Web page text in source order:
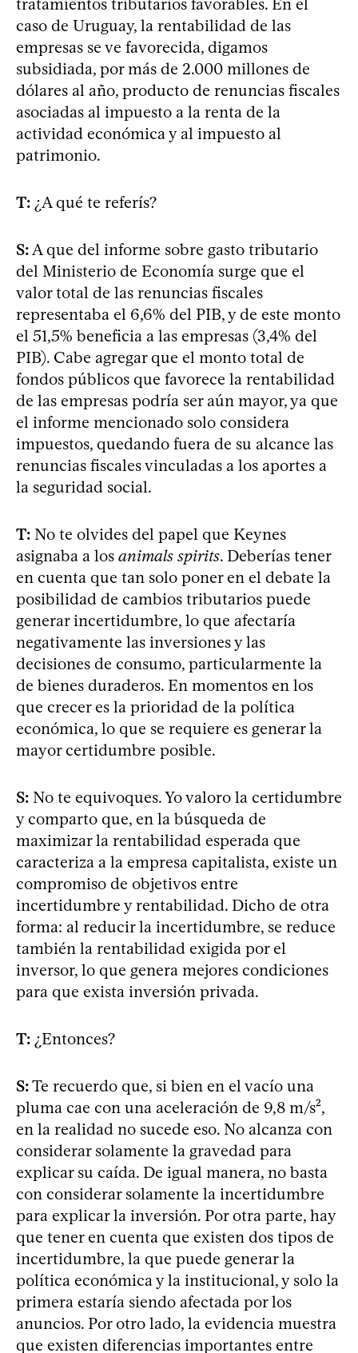
tratamientos tributarios favorables. En el
caso de Uruguay, la rentabilidad de las
empresas se ve favorecida, digamos
subsidiada, por más de 2.000 millones de
dólares al año, producto de renuncias fiscales
asociadas al impuesto a la renta de la
actividad económica y al impuesto al
patrimonio.
T: ¿A qué te referís?
S:A que del informe sobre gasto tributario
del Ministerio de Economía surge que el
valor total de las renuncias fiscales
representaba el 6,6% del PIB, y de este monto
el 51,5% beneficia a las empresas (3,4% del
PIB). Cabe agregar que el monto total de
fondos públicos que favorece la rentabilidad
de las empresas podría ser aún mayor, ya que
el informe mencionado solo considera
impuestos, quedando fuera de su alcance las
renuncias fiscales vinculadas a los aportes a
la seguridad social.
T: No te olvides del papel que Keynes
asignaba a los animals spirits. Deberías tener
en cuenta que tan solo poner en el debate la
posibilidad de cambios tributarios puede
generar incertidumbre, lo que afectaría
negativamente las inversiones y las
decisiones de consumo, particularmente la
de bienes duraderos. En momentos en los
que crecer es la prioridad de la política
económica, lo que se requiere es generar la
mayor certidumbre posible.
S: No te equivoques. Yo valoro la certidumbre
y comparto que, en la búsqueda de
maximizar la rentabilidad esperada que
caracteriza a la empresa capitalista, existe un
compromiso de objetivos entre
incertidumbre y rentabilidad. Dicho de otra
forma: al reducir la incertidumbre, se reduce
también la rentabilidad exigida por el
inversor, lo que genera mejores condiciones
para que exista inversión privada.
T: ¿Entonces?
S:Te recuerdo que, si bien en el vacío una
pluma cae con una aceleración de 9,8 m/s²,
en la realidad no sucede eso. No alcanza con
considerar solamente la gravedad para
explicar su caída. De igual manera, no basta
con considerar solamente la incertidumbre
para explicar la inversión. Por otra parte, hay
que tener en cuenta que existen dos tipos de
incertidumbre, la que puede generar la
política económica y la institucional, y solo la
primera estaría siendo afectada por los
anuncios. Por otro lado, la evidencia muestra
que existen diferencias importantes entre